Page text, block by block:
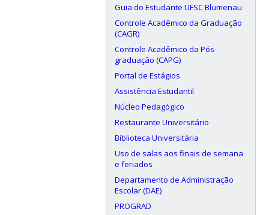
Guia do Estudante UFSC Blumenau
Controle Acadêmico da Graduação
(CAGR)
Controle Acadêmico da Pós-
graduação (CAPG)
Portal de Estágios
Assistência Estudantil
Núcleo Pedagógico
Restaurante Universitário
Biblioteca Universitária
Uso de salas aos finais de semana
e feriados
Departamento de Administração
Escolar (DAE)
PROGRAD